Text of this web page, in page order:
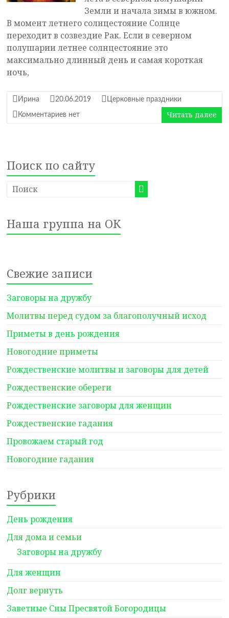
Земли и начала зимы в южном.
В момент летнего солнцестояние Солнце
переходит в созвездие Рак. Если в северном
полушарии летнее солнцестояние это
максимально длинный день и самая короткая
ночь,
Ирина 20.06.2019 Церковные праздники
Комментариев нет Читать далее
Поиск по сайту
Наша группа на ОК
Свежие записи
Заговоры на дружбу
Молитвы перед судом за благополучный исход
Приметы в день рождения
Новогодние приметы
Рождественские молитвы и заговоры для детей
Рождественские обереги
Рождественские заговоры для женщин
Рождественские гадания
Провожаем старый год
Новогодние гадания
Рубрики
День рождения
Для дома и семьи
Заговоры на дружбу
Для женщин
Долг вернуть
Заветные Сны Пресвятой Богородицы